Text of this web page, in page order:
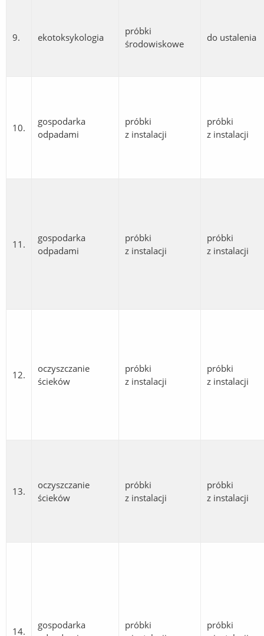
9. ekotoksykologia
próbki
środowiskowe
do ustalenia
10.
gospodarka
odpadami
próbki
z instalacji
próbki
z instalacji
11.
gospodarka
odpadami
próbki
z instalacji
próbki
z instalacji
12.
oczyszczanie
ścieków
próbki
z instalacji
próbki
z instalacji
13.
oczyszczanie
ścieków
próbki
z instalacji
próbki
z instalacji
14.
gospodarka
próbki
próbki